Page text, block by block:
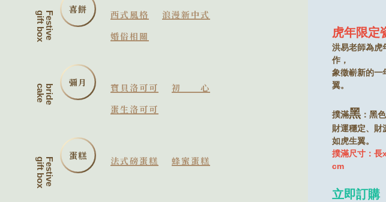
Festive
gift box
喜餅 西式風格
浪漫新中式
婚俗相關
bride
cake
彌月 寶貝洛可可
初心
蛋生洛可可
Festive
gift box
蛋糕 法式磅蛋糕 蜂蜜蛋糕
虎年限定
洪易老師為虎
作，
象徵嶄新的一
翼。
撲滿黑 ：黑
財運穩定、財
如虎生翼。
撲滿尺寸：
cm
立即訂購